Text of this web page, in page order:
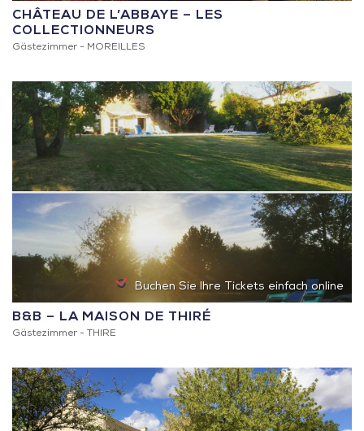
CHÂTEAU DE L’ABBAYE – LES
COLLECTIONNEURS
Gästezimmer - MOREILLES
Buchen Sie Ihre Tickets einfach online
B&B – LA MAISON DE THIRÉ
Gästezimmer - THIRE